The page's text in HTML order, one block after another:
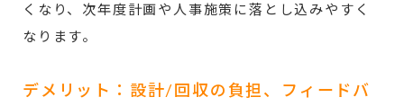
くなり、次年度計画や人事施策に落とし込みやすく
なります。
デメリット：設計/回収の負担、フィードバ